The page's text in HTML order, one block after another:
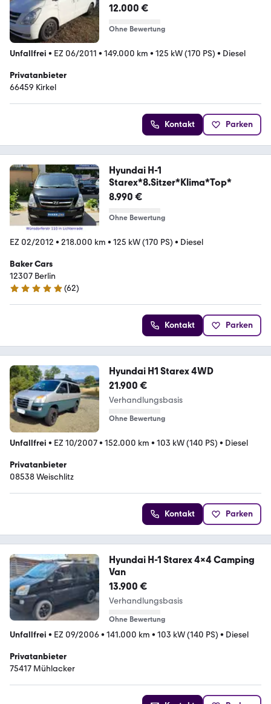
12.000 €
Ohne Bewertung
Unfallfrei • EZ 06/2011 • 149.000 km • 125 kW (170 PS) • Diesel
Privatanbieter
66459 Kirkel
Kontakt Parken
Hyundai H-1
Starex*8.Sitzer*Klima*Top*
8.990 €
Ohne Bewertung
EZ 02/2012 • 218.000 km • 125 kW (170 PS) • Diesel
Baker Cars
12307 Berlin
4.8 Sterne
(62)
Kontakt Parken
Hyundai H1 Starex 4WD
21.900 €
Verhandlungsbasis
Ohne Bewertung
Unfallfrei • EZ 10/2007• 152.000 km • 103 kW (140 PS) • Diesel
Privatanbieter
08538 Weischlitz
Kontakt Parken
Hyundai H-1 Starex 4x4 Camping
Van
13.900 €
Verhandlungsbasis
Ohne Bewertung
Unfallfrei • EZ 09/2006• 141.000 km • 103 kW (140 PS) • Diesel
Privatanbieter
75417 Mühlacker